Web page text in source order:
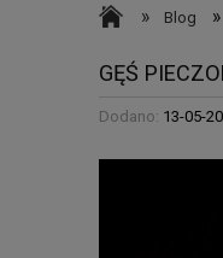
» Blog »
GĘŚ
Dodano: 13-05-